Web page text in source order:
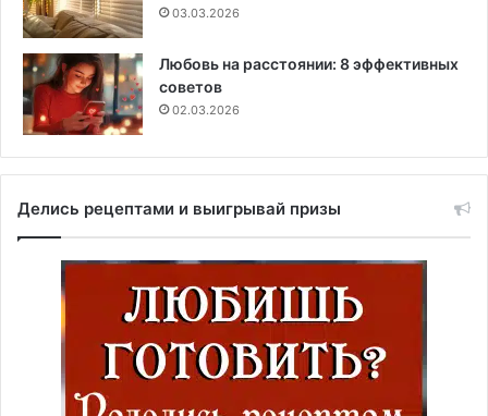
03.03.2026
Любовь на расстоянии: 8 эффективных
советов
02.03.2026
Делись рецептами и выигрывай призы